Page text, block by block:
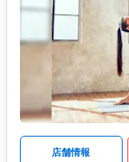
店舗情報